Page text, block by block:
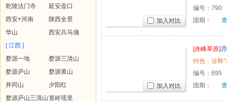
乾陵法门寺
延安壶口
西安+河南
陕西全景
华山
西安兵马俑
[ 江西 ]
婺源一地
婺源三清山
婺源庐山
婺源黄山
井冈山
夕阳红
婺源庐山三清山篁岭瑶里
编号： 790
团期：
加入对比
[赤峰草原]
特色：诠释
编号： 695
团期：
加入对比